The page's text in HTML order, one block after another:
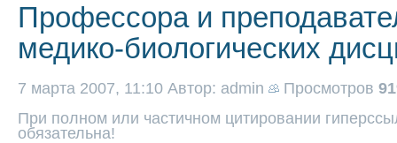
Профессора и
медико-биологических
7 марта 2007, 11:10 Автор: admin Просмотров
При полном или частичном цитировании
обязательна!